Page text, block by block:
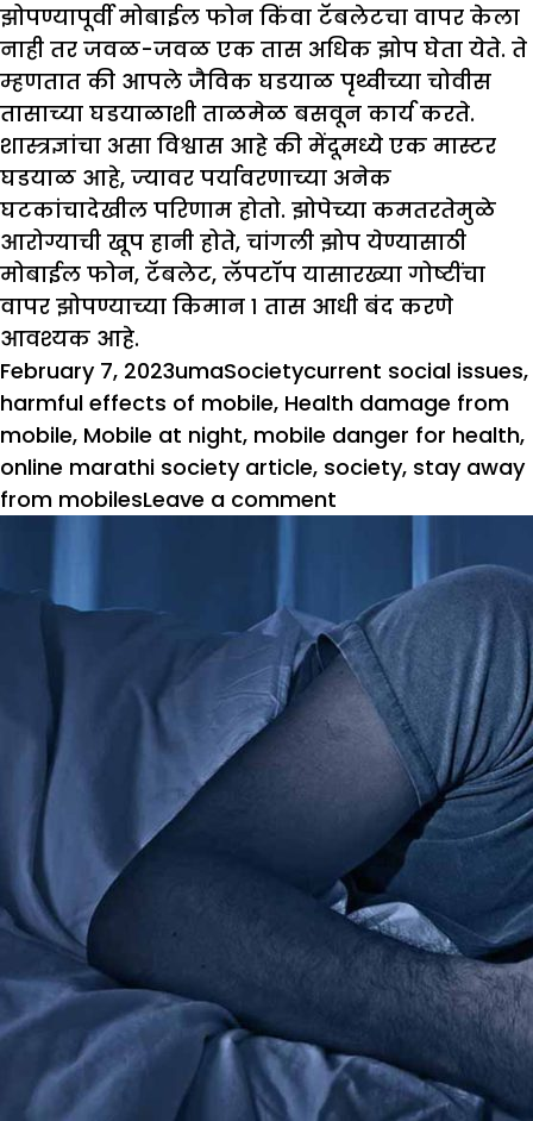
झोपण्यापूर्वी मोबाईल फोन किंवा टॅबलेटचा वापर केला
नाही तर जवळ-जवळ एक तास अधिक झोप घेता येते. ते
म्हणतात की आपले जैविक घडयाळ पृथ्वीच्या चोवीस
तासाच्या घडयाळाशी ताळमेळ बसवून कार्य करते.
शास्त्रज्ञांचा असा विश्वास आहे की मेंदूमध्ये एक मास्टर
घडयाळ आहे, ज्यावर पर्यावरणाच्या अनेक
घटकांचादेखील परिणाम होतो. झोपेच्या कमतरतेमुळे
आरोग्याची खूप हानी होते, चांगली झोप येण्यासाठी
मोबाईल फोन, टॅबलेट, लॅपटॉप यासारख्या गोष्टींचा
वापर झोपण्याच्या किमान १ तास आधी बंद करणे
आवश्यक आहे.
Posted
on
February 7, 2023Author
umaCategories
SocietyTags
current social issues,
harmful effects of mobile, Health damage from
mobile, Mobile at night, mobile danger for health,
online marathi society article, society, stay away
from mobilesLeave a comment
ठेवा